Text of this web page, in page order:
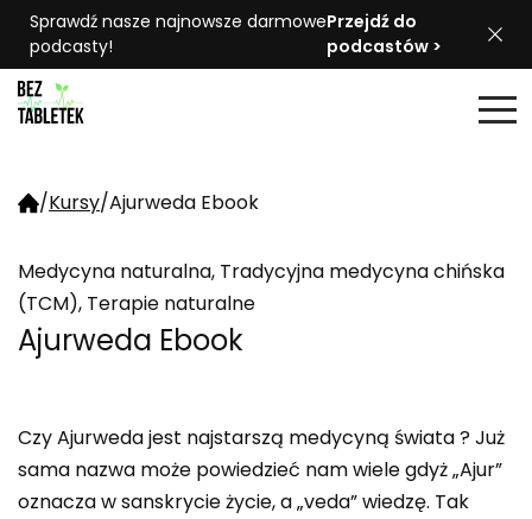
Sprawdź nasze najnowsze darmowe
podcasty!
Przejdź do
podcastów >
/Kursy/Ajurweda Ebook
Medycyna naturalna, Tradycyjna medycyna chińska
(TCM), Terapie naturalne
Ajurweda Ebook
Czy Ajurweda jest najstarszą medycyną świata ? Już
sama nazwa może powiedzieć nam wiele gdyż „Ajur”
oznacza w sanskrycie życie, a „veda” wiedzę. Tak